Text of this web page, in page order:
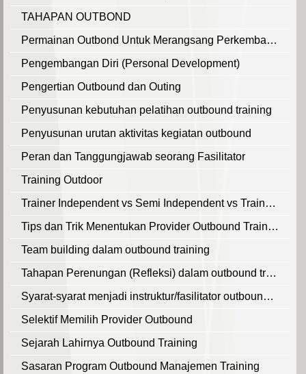
TAHAPAN OUTBOND
Permainan Outbond Untuk Merangsang Perkembangan Mental dan Sosial Pada Remaja
Pengembangan Diri (Personal Development)
Pengertian Outbound dan Outing
Penyusunan kebutuhan pelatihan outbound training
Penyusunan urutan aktivitas kegiatan outbound
Peran dan Tanggungjawab seorang Fasilitator
Training Outdoor
Trainer Independent vs Semi Independent vs Trainer Afiliasi Lembaga Training
Tips dan Trik Menentukan Provider Outbound Training
Team building dalam outbound training
Tahapan Perenungan (Refleksi) dalam outbound training
Syarat-syarat menjadi instruktur/fasilitator outbound training
Selektif Memilih Provider Outbound
Sejarah Lahirnya Outbound Training
Sasaran Program Outbound Manajemen Training